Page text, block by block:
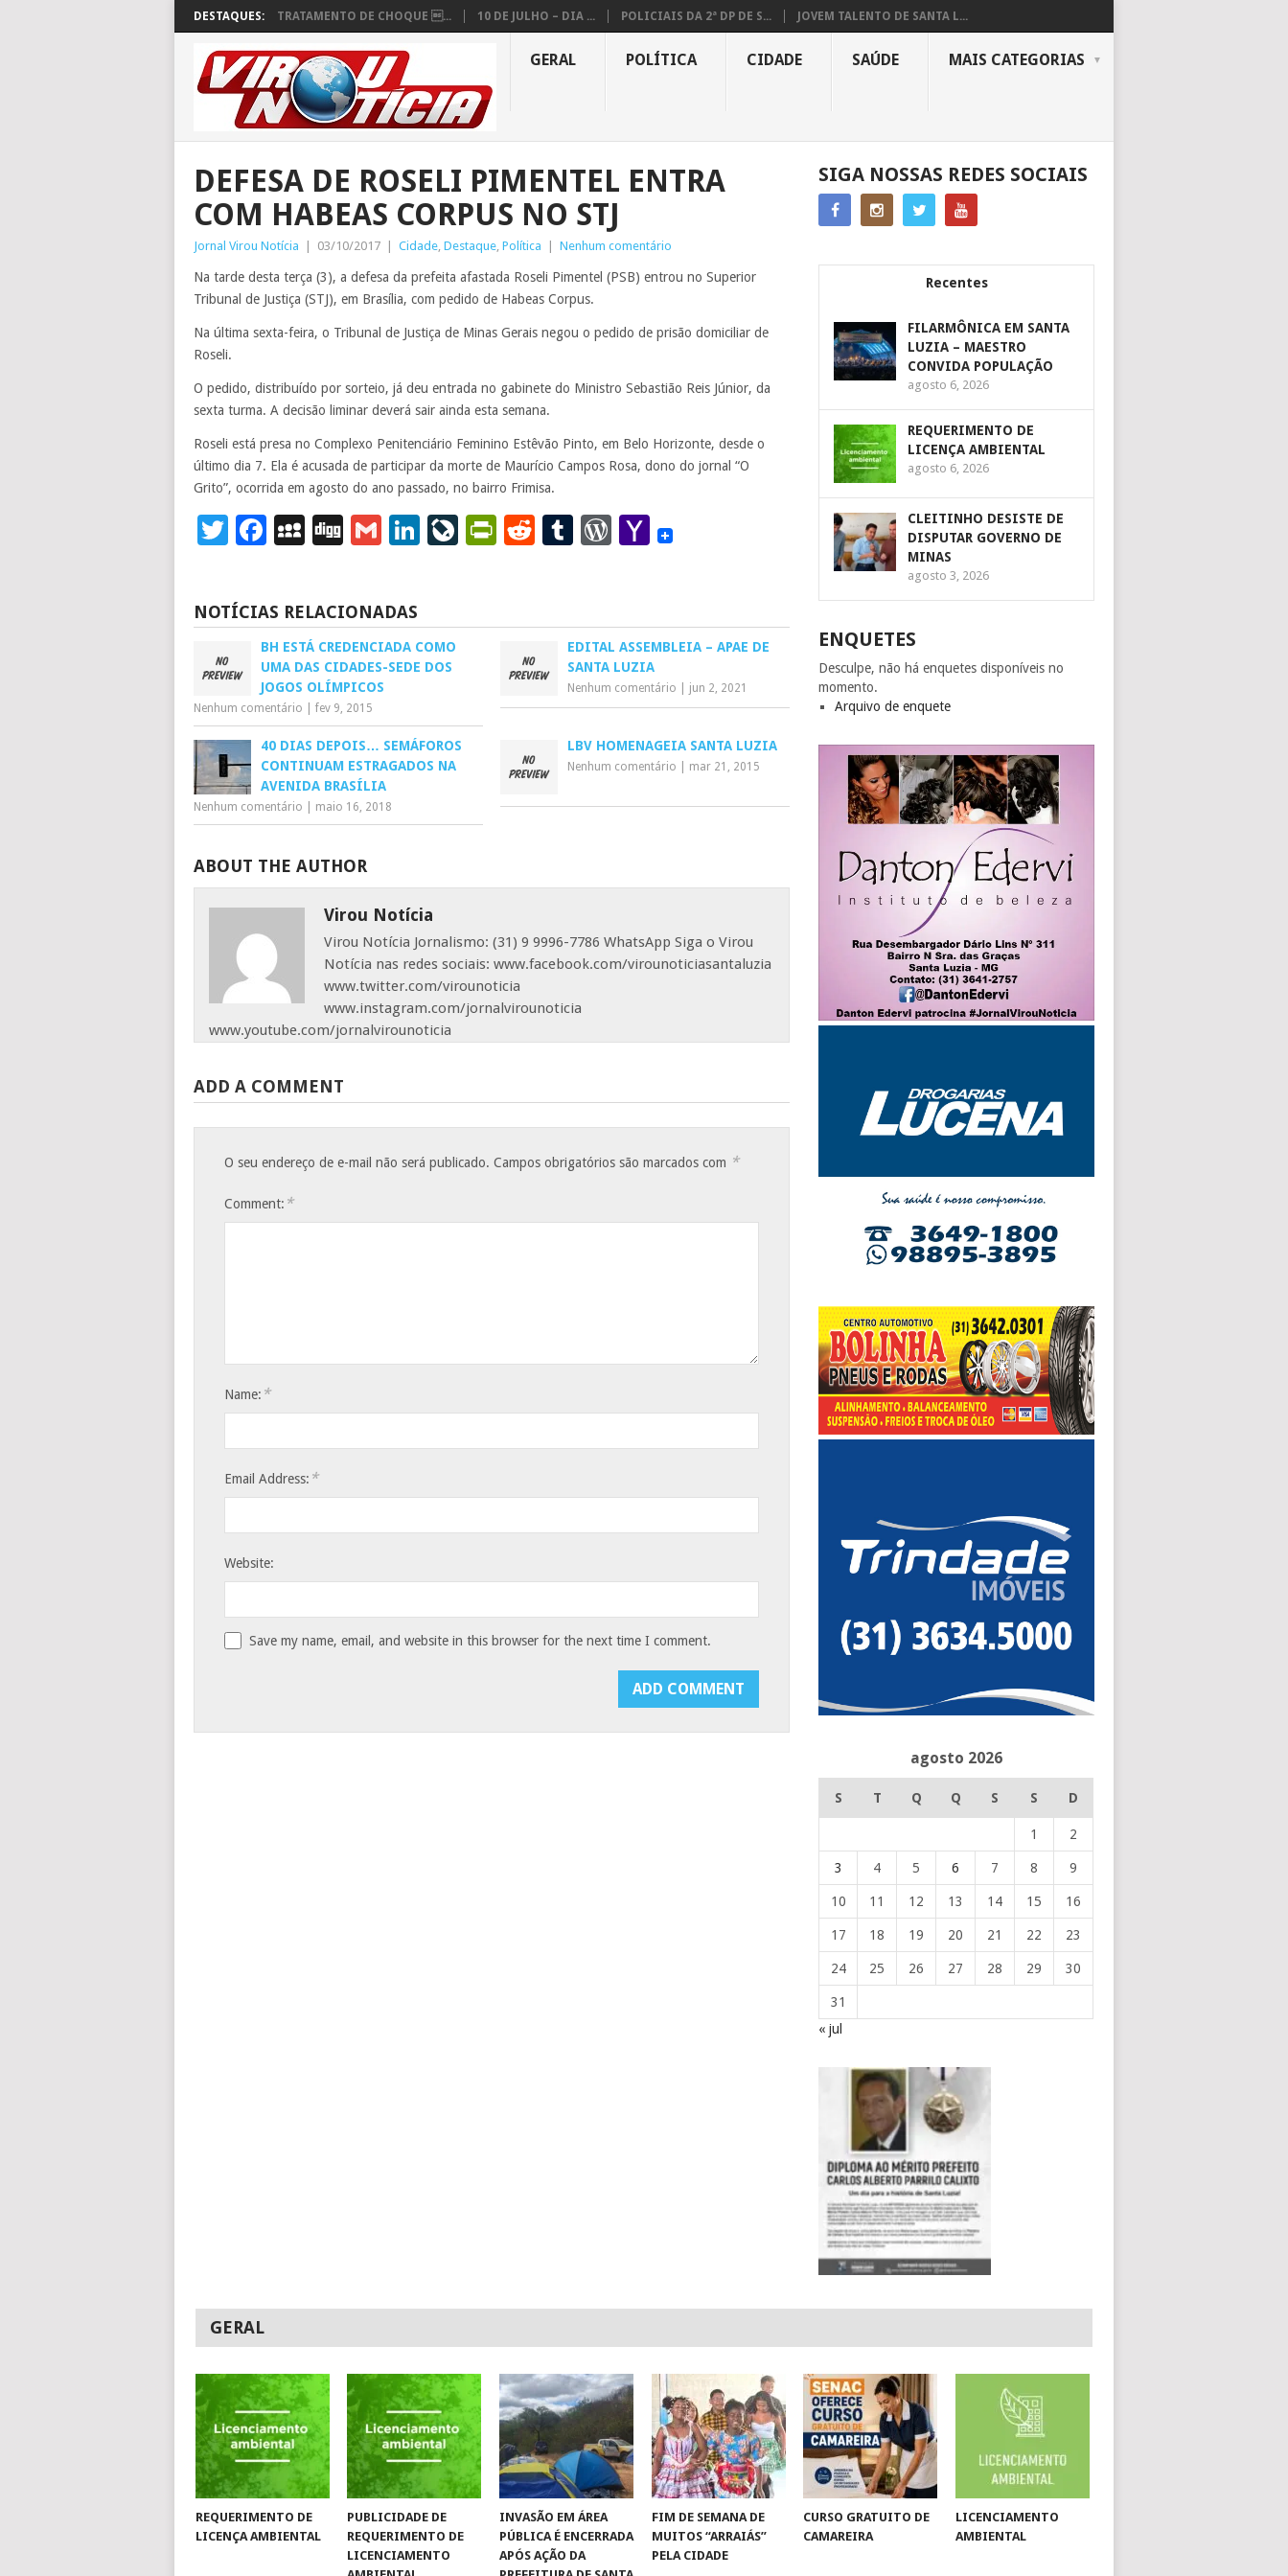
DESTAQUES: TRATAMENTO DE CHOQUE ... 10 DE JULHO – DIA ... POLICIAIS DA 2ª DP DE S... JOVEM TALENTO DE SANTA L...
GERAL POLÍTICA CIDADE SAÚDE MAIS CATEGORIAS
DEFESA DE ROSELI PIMENTEL ENTRA
COM HABEAS CORPUS NO STJ
Jornal Virou Notícia 03/10/2017 Cidade, Destaque, Política Nenhum comentário
Na tarde desta terça (3), a defesa da prefeita afastada Roseli Pimentel (PSB) entrou no Superior
Tribunal de Justiça (STJ), em Brasília, com pedido de Habeas Corpus.
Na última sexta-feira, o Tribunal de Justiça de Minas Gerais negou o pedido de prisão domiciliar de
Roseli.
O pedido, distribuído por sorteio, já deu entrada no gabinete do Ministro Sebastião Reis Júnior, da
sexta turma. A decisão liminar deverá sair ainda esta semana.
Roseli está presa no Complexo Penitenciário Feminino Estêvão Pinto, em Belo Horizonte, desde o
último dia 7. Ela é acusada de participar da morte de Maurício Campos Rosa, dono do jornal “O
Grito”, ocorrida em agosto do ano passado, no bairro Frimisa.
Twitter
Facebook
MySpace
DiggGmailLinkedIn
LiveJournal
PrintFriendly
RedditTumblr
WordPress
Yahoo
NOTÍCIAS RELACIONADAS
BH ESTÁ CREDENCIADA COMO
UMA DAS CIDADES-SEDE DOS
JOGOS OLÍMPICOS
Nenhum comentário fev 9, 2015
EDITAL ASSEMBLEIA – APAE DE
SANTA LUZIA
Nenhum comentário jun 2, 2021
40 DIAS DEPOIS… SEMÁFOROS
CONTINUAM ESTRAGADOS NA
AVENIDA BRASÍLIA
Nenhum comentário maio 16, 2018
LBV HOMENAGEIA SANTA LUZIA
Nenhum comentário mar 21, 2015
ABOUT THE AUTHOR
Virou Notícia
Virou Notícia Jornalismo: (31) 9 9996-7786 WhatsApp Siga o Virou
Notícia nas redes sociais: www.facebook.com/virounoticiasantaluzia
www.twitter.com/virounoticia
www.instagram.com/jornalvirounoticia
www.youtube.com/jornalvirounoticia
ADD A COMMENT
O seu endereço de e-mail não será publicado. Campos obrigatórios são marcados com *
Comment: *
Name: *
Email Address: *
Website:
Save my name, email, and website in this browser for the next time I comment.
SIGA NOSSAS REDES SOCIAIS
Recentes
FILARMÔNICA EM SANTA
LUZIA – MAESTRO
CONVIDA POPULAÇÃO
agosto 6, 2026
REQUERIMENTO DE
LICENÇA AMBIENTAL
agosto 6, 2026
CLEITINHO DESISTE DE
DISPUTAR GOVERNO DE
MINAS
agosto 3, 2026
ENQUETES
Desculpe, não há enquetes disponíveis no
momento.
Arquivo de enquete
agosto 2026
S T Q Q S S D
1 2
3 4 5 6 7 8 9
10 11 12 13 14 15 16
17 18 19 20 21 22 23
24 25 26 27 28 29 30
31
« jul
GERAL
REQUERIMENTO DE
LICENÇA AMBIENTAL
PUBLICIDADE DE
REQUERIMENTO DE
LICENCIAMENTO
INVASÃO EM ÁREA
PÚBLICA É ENCERRADA
APÓS AÇÃO DA
FIM DE SEMANA DE
MUITOS “ARRAIÁS”
PELA CIDADE
CURSO GRATUITO DE
CAMAREIRA
LICENCIAMENTO
AMBIENTAL